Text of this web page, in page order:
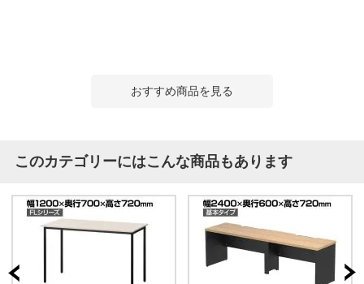
おすすめ商品を見る
このカテゴリーにはこんな商品もあります